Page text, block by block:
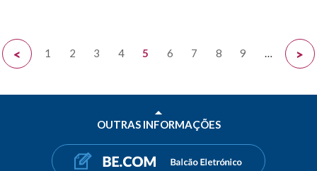
< 1 2 3 4 5 6 7 8 9 >
OUTRAS INFORMAÇÕES